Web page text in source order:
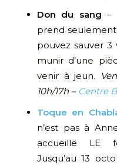
Don du sang –
prend
pouvez sauver 3
munir d’une
venir à jeun.
10h/17h – Centre
Toque en
n’est pas à
accueille LE
Jusqu’au 13